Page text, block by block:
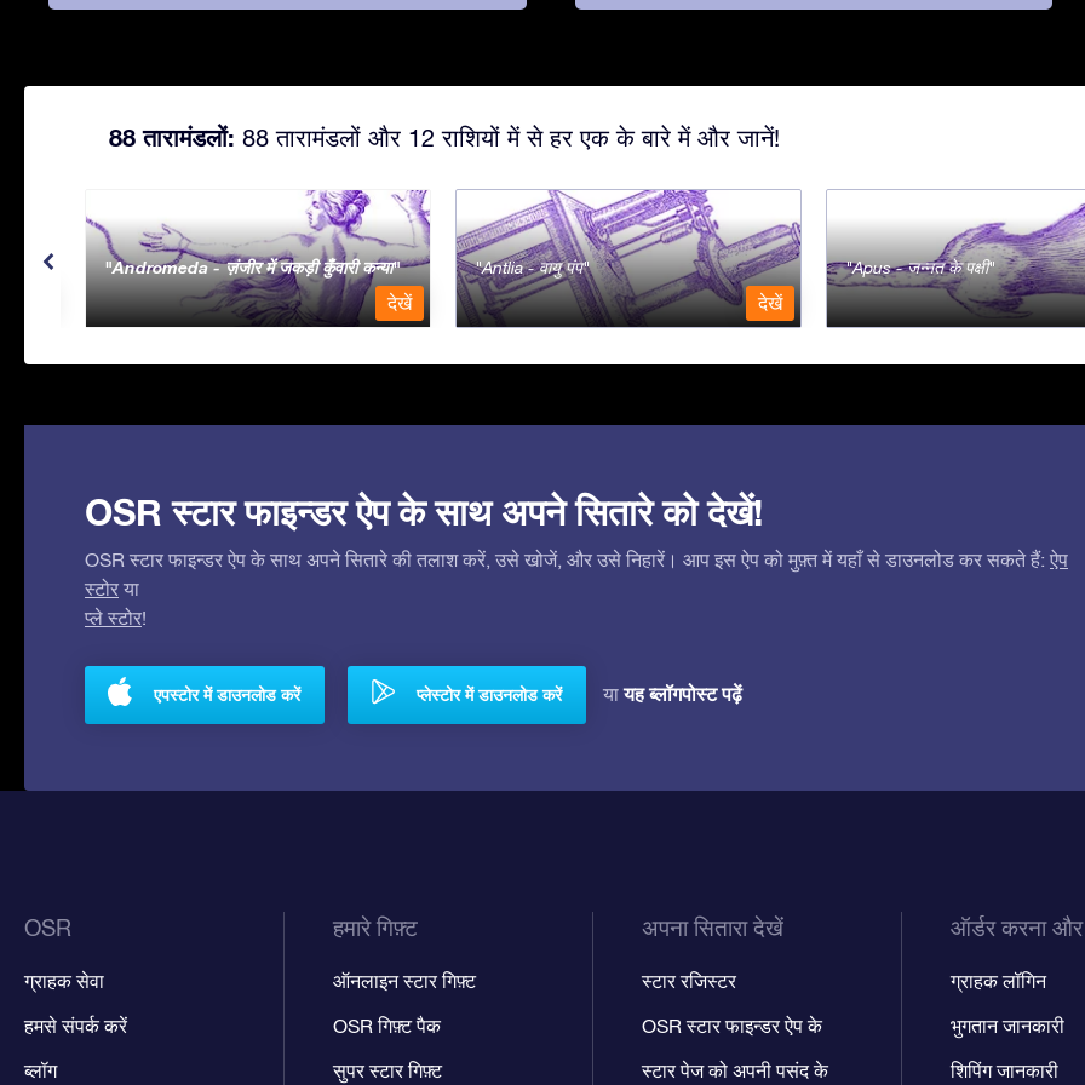
88 तारामंडलों: 88 तारामंडलों और 12 राशियों में से हर एक के बारे में और जानें!
Andromeda - ज़ंजीर में जकड़ी कुँवारी कन्या
देखें
Antlia - वायु पंप
देखें
Apus - जन्नत के पक्षी
OSR स्टार फाइन्डर ऐप के साथ अपने सितारे को देखें!
OSR स्टार फाइन्डर ऐप के साथ अपने सितारे की तलाश करें, उसे खोजें, और उसे निहारें। आप इस ऐप को मुफ़्त में यहाँ से डाउनलोड कर सकते हैं: ऐप
स्टोर या
प्ले स्टोर!
एपस्टोर में डाउनलोड करें प्लेस्टोर में डाउनलोड करें यायह ब्लॉगपोस्ट पढ़ें
OSR
ग्राहक सेवा
हमसे संपर्क करें
ब्लॉग
हमारे गिफ़्ट
ऑनलाइन स्टार गिफ़्ट
OSR गिफ़्ट पैक
सुपर स्टार गिफ़्ट
अपना सितारा देखें
स्टार रजिस्टर
OSR स्टार फाइन्डर ऐप के
स्टार पेज को अपनी पसंद के
ऑर्डर करना और
ग्राहक लॉगिन
भुगतान जानकारी
शिपिंग जानकारी